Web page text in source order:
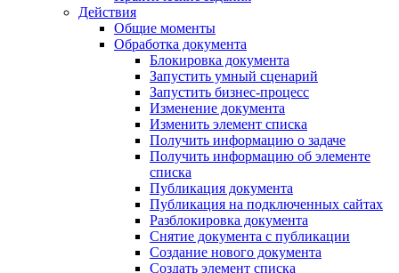
Действия
Общие моменты
Обработка документа
Блокировка документа
Запустить умный сценарий
Запустить бизнес-процесс
Изменение документа
Изменить элемент списка
Получить информацию о задаче
Получить информацию об элементе
списка
Публикация документа
Публикация на подключенных сайтах
Разблокировка документа
Снятие документа с публикации
Создание нового документа
Создать элемент списка